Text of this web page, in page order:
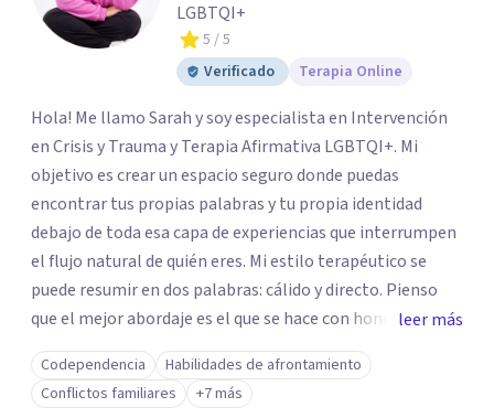
LGBTQI+
5 / 5
Verificado
Terapia Online
Hola! Me llamo Sarah y soy especialista en Intervención
en Crisis y Trauma y Terapia Afirmativa LGBTQI+. Mi
objetivo es crear un espacio seguro donde puedas
encontrar tus propias palabras y tu propia identidad
debajo de toda esa capa de experiencias que interrumpen
el flujo natural de quién eres. Mi estilo terapéutico se
puede resumir en dos palabras: cálido y directo. Pienso
que el mejor abordaje es el que se hace con honestidad y
empatía, respetando el tiempo y estilo de procesar sus
emociones de cada uno de mis consultantes. Trabajo con
el Análisis Funcional de la Conducta como base y de vez
leer más
Codependencia
Habilidades de afrontamiento
Conflictos familiares
+7 más